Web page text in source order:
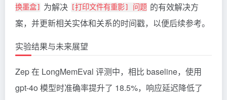
换墨盒]
为解决 [打印文件有重影] 问题 的有效解决方
案，并更新相关实体和关系的时间戳，以便后续参考。
实验结果与未来展望
Zep在 LongMemEval 评测中，相比 baseline，使用
gpt-4o 模型时准确率提升了 18.5%，响应延迟降低了